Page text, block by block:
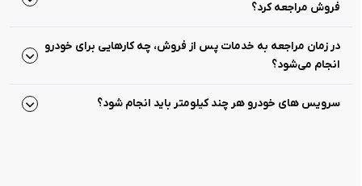
فروش مراجعه کرد؟
در زمان مراجعه به خدمات پس از فروش، چه کارهایی برای خودرو
انجام می‌شود؟
سرویس های خودرو هر چند کیلومتر باید انجام شود؟